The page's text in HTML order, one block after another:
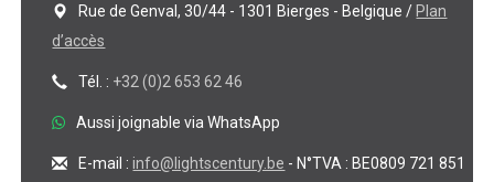
Rue de Genval, 30/44 - 1301 Bierges - Belgique /Plan
d’accès
Tél. : +32 (0)2 653 62 46
Aussi joignable via WhatsApp
E-mail :info@lightscentury.be - N°TVA : BE0809 721 851